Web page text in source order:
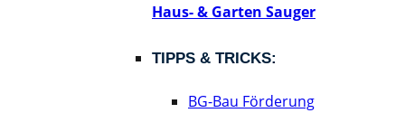
Haus- & Garten Sauger
TIPPS & TRICKS:
BG-Bau Förderung